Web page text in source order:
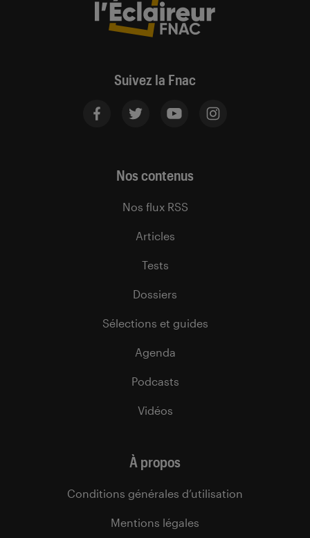
Suivez la Fnac
Nos contenus
Nos flux RSS
Articles
Tests
Dossiers
Sélections et guides
Agenda
Podcasts
Vidéos
À propos
Conditions générales d’utilisation
Mentions légales